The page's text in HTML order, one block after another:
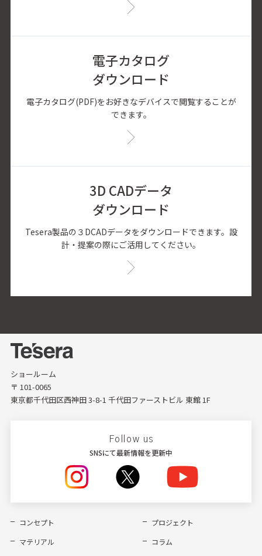
電子カタログ
ダウンロード
電子カタログ(PDF)をお好きなデバイスで閲覧することが
できます。
3D CADデータ
ダウンロード
Tesera製品の３DCADデータをダウンロードできます。設
計・提案の際にご活用してください。
ショールーム
〒 101-0065
東京都千代田区西神田 3-8-1 千代田ファーストビル 東館 1F
Follow us
SNSにて最新情報を更新中
コンセプト
マテリアル
プロジェクト
コラム